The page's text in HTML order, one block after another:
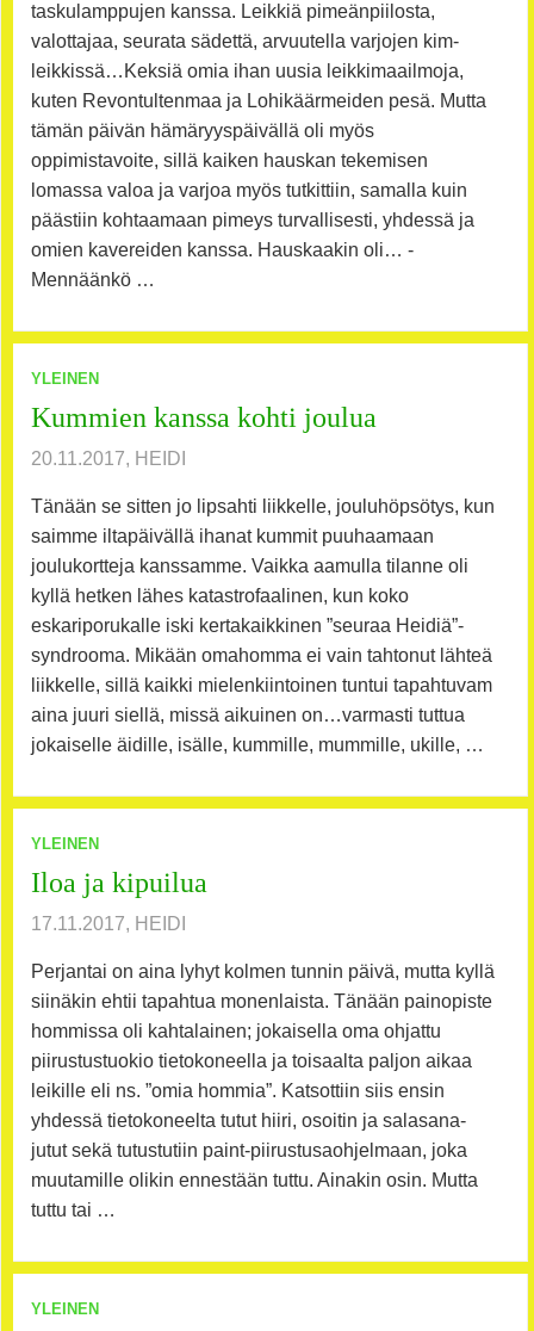
taskulamppujen kanssa. Leikkiä pimeänpiilosta,
valottajaa, seurata sädettä, arvuutella varjojen kim-
leikkissä…Keksiä omia ihan uusia leikkimaailmoja,
kuten Revontultenmaa ja Lohikäärmeiden pesä. Mutta
tämän päivän hämäryyspäivällä oli myös
oppimistavoite, sillä kaiken hauskan tekemisen
lomassa valoa ja varjoa myös tutkittiin, samalla kuin
päästiin kohtaamaan pimeys turvallisesti, yhdessä ja
omien kavereiden kanssa. Hauskaakin oli… -
Mennäänkö …
YLEINEN
Kummien kanssa kohti joulua
20.11.2017, HEIDI
Tänään se sitten jo lipsahti liikkelle, jouluhöpsötys, kun
saimme iltapäivällä ihanat kummit puuhaamaan
joulukortteja kanssamme. Vaikka aamulla tilanne oli
kyllä hetken lähes katastrofaalinen, kun koko
eskariporukalle iski kertakaikkinen ”seuraa Heidiä”-
syndrooma. Mikään omahomma ei vain tahtonut lähteä
liikkelle, sillä kaikki mielenkiintoinen tuntui tapahtuvam
aina juuri siellä, missä aikuinen on…varmasti tuttua
jokaiselle äidille, isälle, kummille, mummille, ukille, …
YLEINEN
Iloa ja kipuilua
17.11.2017, HEIDI
Perjantai on aina lyhyt kolmen tunnin päivä, mutta kyllä
siinäkin ehtii tapahtua monenlaista. Tänään painopiste
hommissa oli kahtalainen; jokaisella oma ohjattu
piirustustuokio tietokoneella ja toisaalta paljon aikaa
leikille eli ns. ”omia hommia”. Katsottiin siis ensin
yhdessä tietokoneelta tutut hiiri, osoitin ja salasana-
jutut sekä tutustutiin paint-piirustusaohjelmaan, joka
muutamille olikin ennestään tuttu. Ainakin osin. Mutta
tuttu tai …
YLEINEN